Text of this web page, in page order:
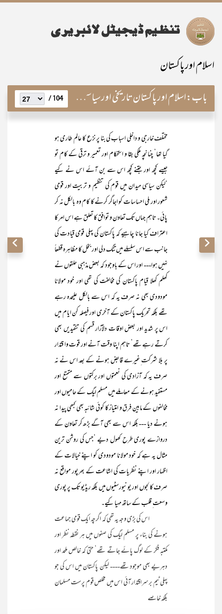
اسلام اور پاکستان
باب:اسلام اور پاکستان تاریخی اور سیاسی پس منظر 104 /
مختلف خارجی و داخلی اسباب کی بنا پر نزع کا عالم طاری ہو
گیا تھا‘ چنانچہ ملکی بقا و استحکام اور تعمیر و ترقی کے کام تو
جیسے کچھ اور جتنے کچھ اس سے بن آئے اس نے کیے
‘لیکن سیاسی میدان میں قوم کی تنظیم و تربیت اور قومی
شعور اور ملی احساسات کو اجاگر کرنے کا کام وہ بالکل نہ کر
پائی۔ تاہم جہاں تک تعاون و توافق کا تعلق ہے اس امر کا
اعتراف کیا جانا چاہیے کہ پاکستان کی پہلی قومی قیادت کی
جانب سے اس سلسلے میں تنگ دلی اور بخل کا مظاہرہ قطعاً
نہیں ہوا--- اور اس کے باوجود کہ بعض مذہبی حلقوں نے
کھلم کھلا قیام پاکستان کی مخالفت کی تھی اور خود مولانا
مودودی بھی نہ صرف یہ کہ اس سے بالکل علیحدہ رہے
تھے بلکہ تحریک پاکستان کے آخری اور فیصلہ کن ایام میں
اس پر شدید اور بعض اوقات دلآزار قسم کی تنقیدیں بھی
کرتے رہے تھے‘ تاہم اپنا وقت آنے اور قوت وا قتدار
پر بلا شرکت ِغیرے قابض ہونے کے بعد اس نے نہ
صرف یہ کہ آزادی کی نعمتوں اور برکتوں سے متمتع اور
مستفید ہونے کے معاملے میں مسلم لیگ کے حامیوں اور
مخالفوں کے مابین فرق و امتیاز کا کوئی شائبہ بھی کبھی پیدا نہ
ہونے دیا --- بلکہ اس سے بھی آگے بڑھ کر تعاون کے
دروازے پوری طرح کھول دیے ‘جس کی روشن ترین
مثال یہ ہے کہ خود مولانا مودودی کو اپنے خیالات کے
اظہار اور اپنے نظریات کی اشاعت کے بھرپور مواقع نہ
صرف کالجوں اور یونیورسٹیوں میں بلکہ ریڈیو تک پر پوری
وسعت ِ قلب کے ساتھ مہیا کیے۔
اس کی بڑی وجہ یہ تھی کہ اگرچہ ایک قومی جماعت
ہونے کی بناء پر مسلم لیگ کی صفوں میں ہر نقطہ نظر اور
مکتبہ فکر کے لوگ پائے جاتے تھے‘ حتیٰ کہ خالص ملحد اور
دہریے بھی موجود تھے---- لیکن پاکستان میں اس کی جو
پہلی ٹیم برسراقتدار آئی اس میں مخلص قوم پرست مسلمان
بلکہ خاصے